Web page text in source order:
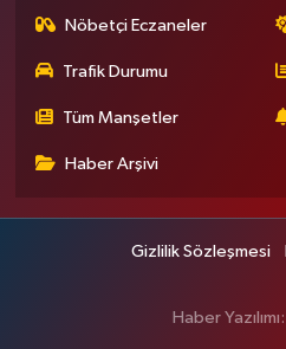
Nöbetçi Eczaneler
Trafik Durumu
Tüm Manşetler
Haber Arşivi
Gizlilik Sözleşmesi
Haber Yazılımı: